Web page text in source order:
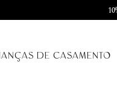
DE CASAMENTO